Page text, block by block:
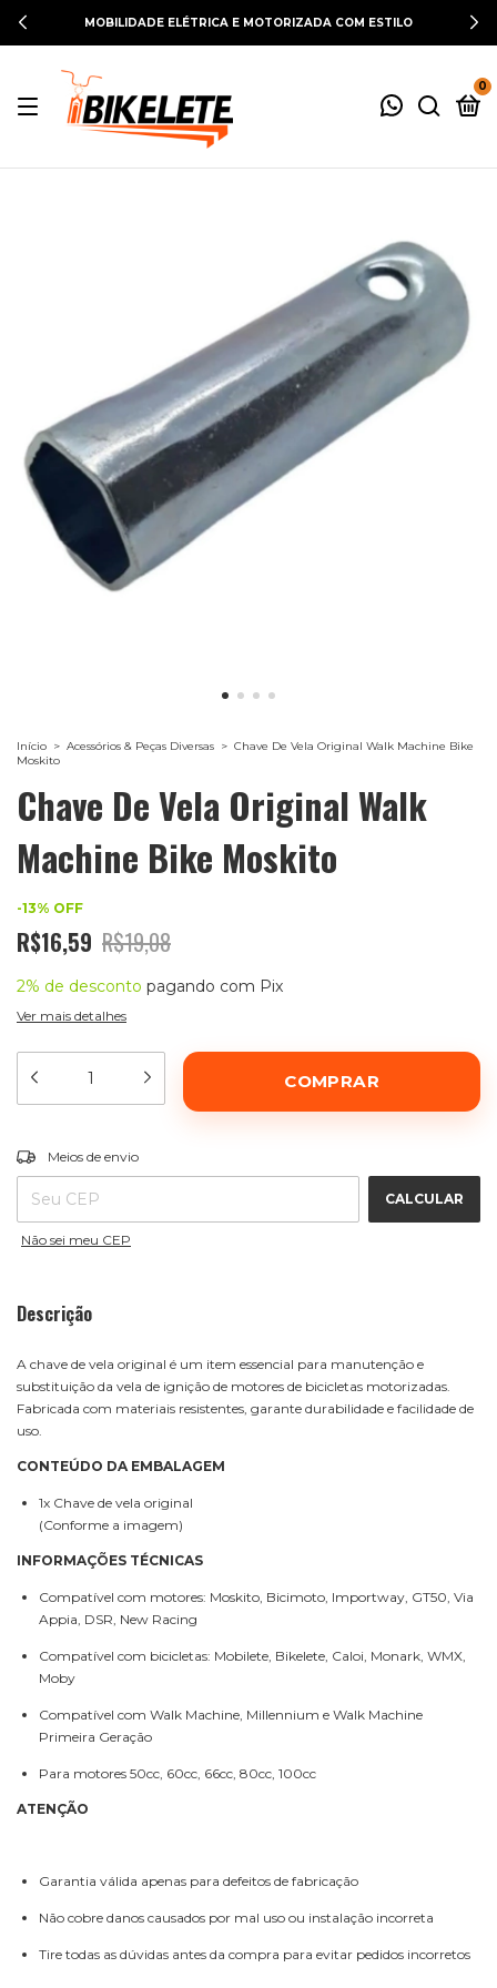
MOBILIDADE ELÉTRICA E MOTORIZADA COM ESTILO
0
Início > Acessórios & Peças Diversas > Chave De Vela Original Walk Machine Bike
Moskito
Chave De Vela Original Walk
Machine Bike Moskito
-13% OFF
R$16,59 R$19,08
2% de desconto pagando com Pix
Ver mais detalhes
Entregas para o CEP:
Meios de envio
CALCULAR
Não sei meu CEP
Descrição
A chave de vela original é um item essencial para manutenção e
substituição da vela de ignição de motores de bicicletas motorizadas.
Fabricada com materiais resistentes, garante durabilidade e facilidade de
uso.
CONTEÚDO DA EMBALAGEM
1x Chave de vela original
(Conforme a imagem)
INFORMAÇÕES TÉCNICAS
Compatível com motores: Moskito, Bicimoto, Importway, GT50, Via
Appia, DSR, New Racing
Compatível com bicicletas: Mobilete, Bikelete, Caloi, Monark, WMX,
Moby
Compatível com Walk Machine, Millennium e Walk Machine
Primeira Geração
Para motores 50cc, 60cc, 66cc, 80cc, 100cc
ATENÇÃO
Garantia válida apenas para defeitos de fabricação
Não cobre danos causados por mal uso ou instalação incorreta
Tire todas as dúvidas antes da compra para evitar pedidos incorretos